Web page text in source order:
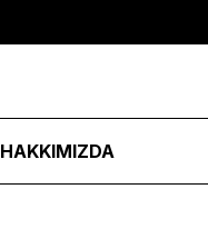
HAKKIMIZDA